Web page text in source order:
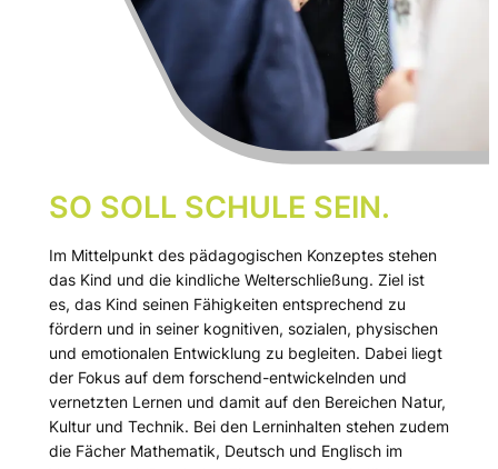
SO SOLL SCHULE SEIN.
Im Mittelpunkt des pädagogischen Konzeptes stehen
das Kind und die kindliche Welterschließung. Ziel ist
es, das Kind seinen Fähigkeiten entsprechend zu
fördern und in seiner kognitiven, sozialen, physischen
und emotionalen Entwicklung zu begleiten. Dabei liegt
der Fokus auf dem forschend-entwickelnden und
vernetzten Lernen und damit auf den Bereichen Natur,
Kultur und Technik. Bei den Lerninhalten stehen zudem
die Fächer Mathematik, Deutsch und Englisch im